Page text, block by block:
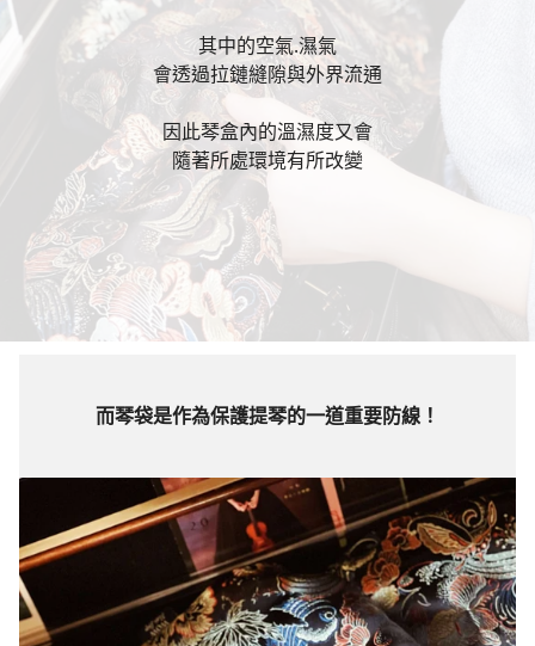
其中的空氣.濕氣
會透過拉鏈縫隙與外界流通
因此琴盒內的溫濕度又會
隨著所處環境有所改變
而琴袋是作為保護提琴的一道重要防線！